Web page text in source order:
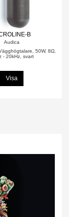
B
Audica
50W, 8Ω,
- 20kHz, svart
Visa